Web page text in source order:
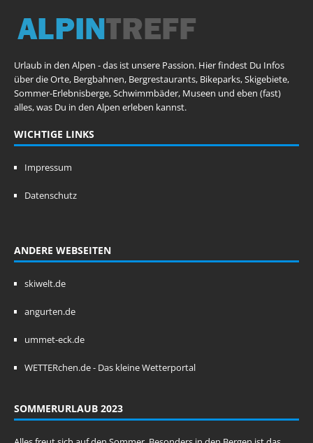
Urlaub in den Alpen - das ist unsere Passion. Hier findest Du Infos
über die Orte, Bergbahnen, Bergrestaurants, Bikeparks, Skigebiete,
Sommer-Erlebnisberge, Schwimmbäder, Museen und eben (fast)
alles, was Du in den Alpen erleben kannst.
WICHTIGE LINKS
Impressum
Datenschutz
ANDERE WEBSEITEN
skiwelt.de
angurten.de
ummet-eck.de
WETTERchen.de - Das kleine Wetterportal
SOMMERURLAUB 2023